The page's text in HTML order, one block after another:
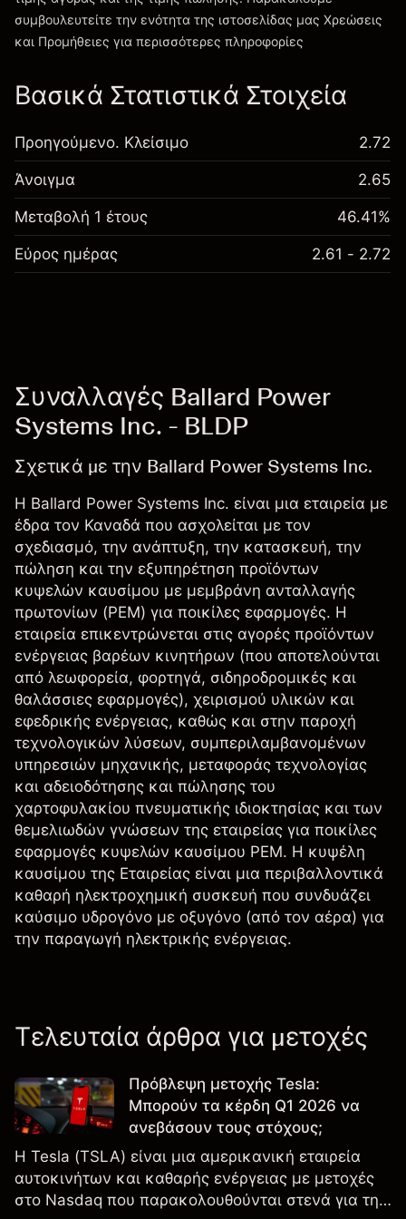
Χρεώσεις και Τέλη
συμβουλευτείτε την ενότητα της ιστοσελίδας μας Χρεώσεις
και Προμήθειες για περισσότερες πληροφορίες
Βασικά Στατιστικά Στοιχεία
Προηγούμενο. Κλείσιμο 2.72
Άνοιγμα 2.65
Μεταβολή 1 έτους 46.41%
Εύρος ημέρας 2.61 - 2.72
Συναλλαγές Ballard Power
Systems Inc. - BLDP
Σχετικά με την Ballard Power Systems Inc.
Η Ballard Power Systems Inc. είναι μια εταιρεία με
έδρα τον Καναδά που ασχολείται με τον
σχεδιασμό, την ανάπτυξη, την κατασκευή, την
πώληση και την εξυπηρέτηση προϊόντων
κυψελών καυσίμου με μεμβράνη ανταλλαγής
πρωτονίων (PEM) για ποικίλες εφαρμογές. Η
εταιρεία επικεντρώνεται στις αγορές προϊόντων
ενέργειας βαρέων κινητήρων (που αποτελούνται
από λεωφορεία, φορτηγά, σιδηροδρομικές και
θαλάσσιες εφαρμογές), χειρισμού υλικών και
εφεδρικής ενέργειας, καθώς και στην παροχή
τεχνολογικών λύσεων, συμπεριλαμβανομένων
υπηρεσιών μηχανικής, μεταφοράς τεχνολογίας
και αδειοδότησης και πώλησης του
χαρτοφυλακίου πνευματικής ιδιοκτησίας και των
θεμελιωδών γνώσεων της εταιρείας για ποικίλες
εφαρμογές κυψελών καυσίμου PEM. Η κυψέλη
καυσίμου της Εταιρείας είναι μια περιβαλλοντικά
καθαρή ηλεκτροχημική συσκευή που συνδυάζει
καύσιμο υδρογόνο με οξυγόνο (από τον αέρα) για
την παραγωγή ηλεκτρικής ενέργειας.
Τελευταία άρθρα για μετοχές
Πρόβλεψη μετοχής Tesla:
Μπορούν τα κέρδη Q1 2026 να
ανεβάσουν τους στόχους;
Η Tesla (TSLA) είναι μια αμερικανική εταιρεία
αυτοκινήτων και καθαρής ενέργειας με μετοχές
στο Nasdaq που παρακολουθούνται στενά για την